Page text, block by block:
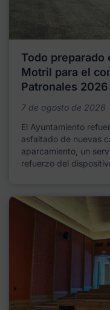
Todo preparado
Motril para el
Patronales 2026
7 de agosto de 2026
El Ayuntamiento
asfaltado de nuevas
aparcamiento, un
refuerzo del